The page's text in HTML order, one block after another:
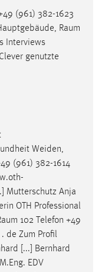
(961) 382-1623
Raum
Interviews
genutzte
Weiden,
(961) 382-1614
Mutterschutz Anja
OTH Professional
102 Telefon +49
de Zum Profil
[...] Bernhard
EDV